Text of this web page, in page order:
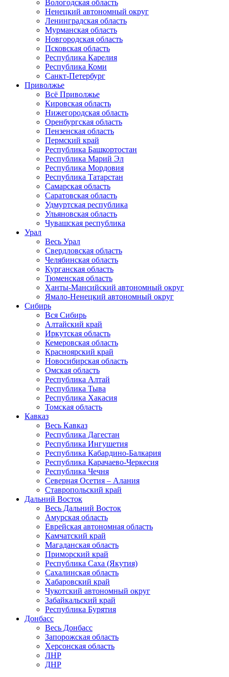
Вологодская область
Ненецкий автономный округ
Ленинградская область
Мурманская область
Новгородская область
Псковская область
Республика Карелия
Республика Коми
Санкт-Петербург
Приволжье
Всё Приволжье
Кировская область
Нижегородская область
Оренбургская область
Пензенская область
Пермский край
Республика Башкортостан
Республика Марий Эл
Республика Мордовия
Республика Татарстан
Самарская область
Саратовская область
Удмуртская республика
Ульяновская область
Чувашская республика
Урал
Весь Урал
Свердловская область
Челябинская область
Курганская область
Тюменская область
Ханты-Мансийский автономный округ
Ямало-Ненецкий автономный округ
Сибирь
Вся Сибирь
Алтайский край
Иркутская область
Кемеровская область
Красноярский край
Новосибирская область
Омская область
Республика Алтай
Республика Тыва
Республика Хакасия
Томская область
Кавказ
Весь Кавказ
Республика Дагестан
Республика Ингушетия
Республика Кабардино-Балкария
Республика Карачаево-Черкесия
Республика Чечня
Северная Осетия – Алания
Ставропольский край
Дальний Восток
Весь Дальний Восток
Амурская область
Еврейская автономная область
Камчатский край
Магаданская область
Приморский край
Республика Саха (Якутия)
Сахалинская область
Хабаровский край
Чукотский автономный округ
Забайкальский край
Республика Бурятия
Донбасс
Весь Донбасс
Запорожская область
Херсонская область
ЛНР
ДНР